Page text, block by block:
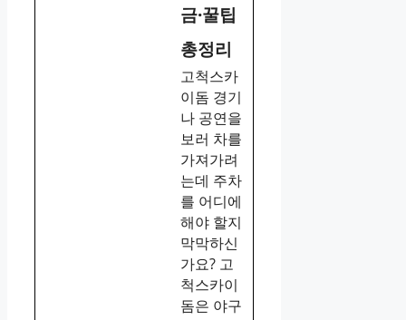
금·꿀팁
총정리
고척스카
이돔 경기
나 공연을
보러 차를
가져가려
는데 주차
를 어디에
해야 할지
막막하신
가요? 고
척스카이
돔은 야구